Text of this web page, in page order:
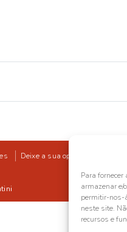
Para
armazenar e/
permitir-nos-
neste site.
recursos e
Deixe a sua opinião